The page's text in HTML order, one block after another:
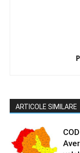
ARTICOLE SIMILARE